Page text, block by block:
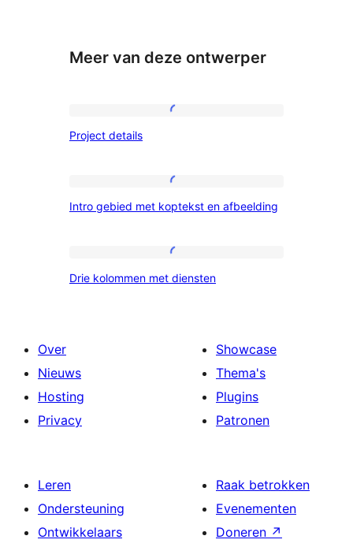
Meer van deze ontwerper
Project details
gebied
en
Intro gebied met koptekst en afbeelding
kolommen
Drie kolommen met diensten
Over
Nieuws
Hosting
Privacy
Showcase
Thema's
Plugins
Patronen
Leren
Ondersteuning
Ontwikkelaars
Raak betrokken
Evenementen
Doneren ↗